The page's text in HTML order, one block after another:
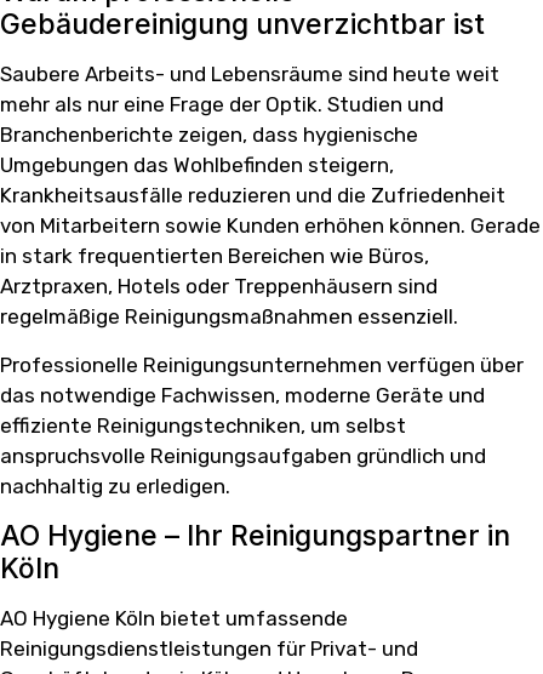
Gebäudereinigung unverzichtbar ist
Saubere Arbeits- und Lebensräume sind heute weit
mehr als nur eine Frage der Optik. Studien und
Branchenberichte zeigen, dass hygienische
Umgebungen das Wohlbefinden steigern,
Krankheitsausfälle reduzieren und die Zufriedenheit
von Mitarbeitern sowie Kunden erhöhen können. Gerade
in stark frequentierten Bereichen wie Büros,
Arztpraxen, Hotels oder Treppenhäusern sind
regelmäßige Reinigungsmaßnahmen essenziell.
Professionelle Reinigungsunternehmen verfügen über
das notwendige Fachwissen, moderne Geräte und
effiziente Reinigungstechniken, um selbst
anspruchsvolle Reinigungsaufgaben gründlich und
nachhaltig zu erledigen.
AO Hygiene – Ihr Reinigungspartner in
Köln
AO Hygiene Köln bietet umfassende
Reinigungsdienstleistungen für Privat- und